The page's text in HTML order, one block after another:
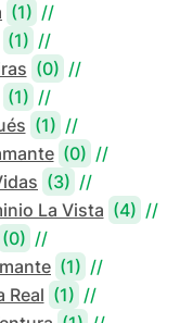
(1) //
(1) //
(0) //
(1) //
(1) //
(0) //
(3) //
La Vista (4) //
(0) //
(1) //
Real (1) //